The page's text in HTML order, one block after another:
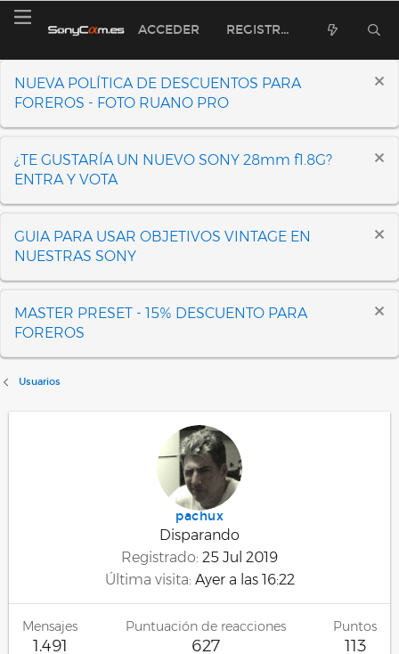
ACCEDER REGISTRARSE
NUEVA POLÍTICA DE DESCUENTOS PARA
FOREROS - FOTO RUANO PRO
¿TE GUSTARÍA UN NUEVO SONY 28mm f1.8G?
ENTRA Y VOTA
GUIA PARA USAR OBJETIVOS VINTAGE EN
NUESTRAS SONY
MASTER PRESET - 15% DESCUENTO PARA
FOREROS
Usuarios
pachux
Disparando
Registrado 25 Jul 2019
Última visita Ayer a las 16:22
Mensajes
1.491
Puntuación de reacciones
627
Puntos
113